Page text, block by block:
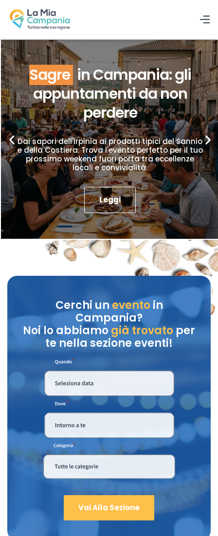
Sagre in Campania: gli
appuntamenti da non
perdere
Dai sapori dell'Irpinia ai prodotti tipici del Sannio
e della Costiera. Trova l'evento perfetto per il tuo
prossimo weekend fuori porta tra eccellenze
locali e convivialità.
Leggi
Cerchi unevento in
Campania?
Noi lo abbiamo già trovatoper
te nella sezione eventi!
Vai Alla Sezione